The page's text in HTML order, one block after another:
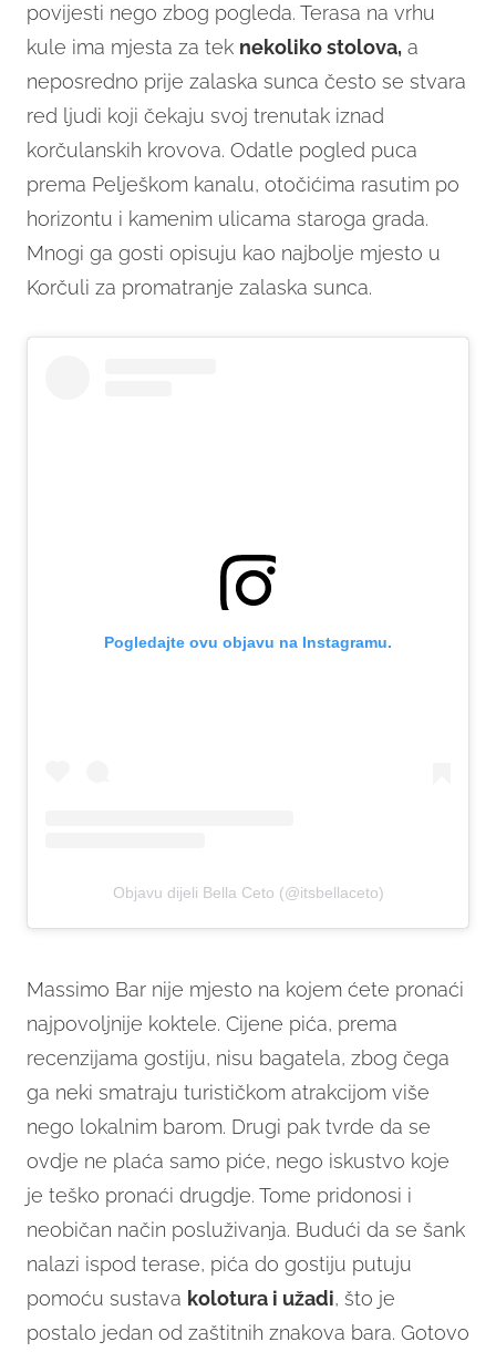
povijesti nego zbog pogleda. Terasa na vrhu
kule ima mjesta za tek nekoliko stolova, a
neposredno prije zalaska sunca često se stvara
red ljudi koji čekaju svoj trenutak iznad
korčulanskih krovova. Odatle pogled puca
prema Pelješkom kanalu, otočićima rasutim po
horizontu i kamenim ulicama staroga grada.
Mnogi ga gosti opisuju kao najbolje mjesto u
Korčuli za promatranje zalaska sunca.
Pogledajte ovu objavu na Instagramu.
Objavu dijeli Bella Ceto (@itsbellaceto)
Massimo Bar nije mjesto na kojem ćete pronaći
najpovoljnije koktele. Cijene pića, prema
recenzijama gostiju, nisu bagatela, zbog čega
ga neki smatraju turističkom atrakcijom više
nego lokalnim barom. Drugi pak tvrde da se
ovdje ne plaća samo piće, nego iskustvo koje
je teško pronaći drugdje. Tome pridonosi i
neobičan način posluživanja. Budući da se šank
nalazi ispod terase, pića do gostiju putuju
pomoću sustava kolotura i užadi, što je
postalo jedan od zaštitnih znakova bara. Gotovo